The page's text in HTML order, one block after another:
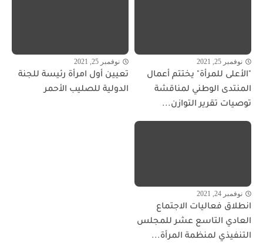
نوفمبر 25, 2021
"الأعلى للمرأة" يختتم أعمال
المنتدى الوطني لمناقشة
توصيات تقرير التوازن...
نوفمبر 25, 2021
تعيين أول امرأة رئيسة للجنة
الدولية للصليب الأحمر
نوفمبر 24, 2021
انطلاق فعاليات الاجتماع
العادي التاسع عشر للمجلس
التنفيذي لمنظمة المرأة...